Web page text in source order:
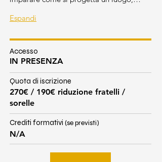
Espandi
Accesso
IN PRESENZA
Quota di iscrizione
270€ / 190€ riduzione fratelli /
sorelle
Crediti formativi (se previsti)
N/A